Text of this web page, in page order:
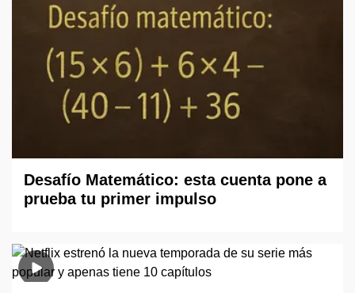
Desafío Matemático: esta cuenta pone a
prueba tu primer impulso